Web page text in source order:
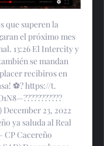
que superen la
el próximo mes
13:26 El Intercity y
se mandan
placer recibiros en
⚽️? https://t.
23, 2022
ya saluda al Real
Cacereño